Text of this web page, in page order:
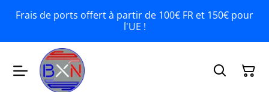
Frais de ports offert à partir de 100€ FR et 150€ pour
l'UE !